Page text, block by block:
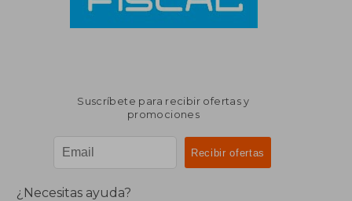
Suscríbete para recibir ofertas y
promociones
¿Necesitas ayuda?